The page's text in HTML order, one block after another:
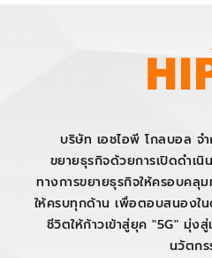
บริษัท เอชไอพี โกลบอล จ
ขยายธุรกิจด้วยการเปิดดำเนิ
ทางการขยายธุรกิจให้ครอบคลุ
ให้ครบทุกด้าน เพื่อตอบสนองใ
ชีวิตให้ก้าวเข้าสู่ยุค "5G" มุ่ง
นวัตกร